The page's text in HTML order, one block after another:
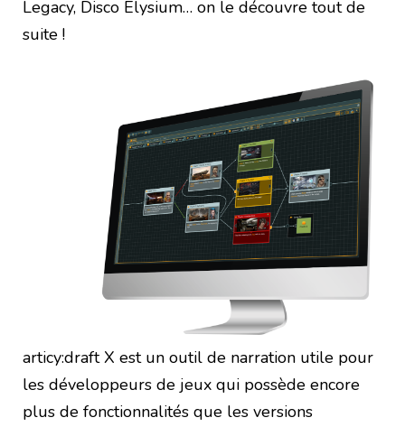
Legacy, Disco Elysium… on le découvre tout de
suite !
articy:draft X est un outil de narration utile pour
les développeurs de jeux qui possède encore
plus de fonctionnalités que les versions